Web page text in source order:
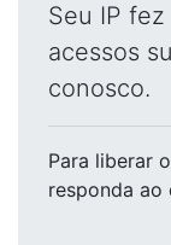
Seu IP
acessos
conosco.
Para liberar
responda ao